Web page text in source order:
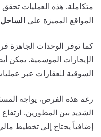
متكاملة. هذه العمليات
المواقع المميزة علىالساحل
كما توفر الوحدات الجاهزة
الإيجارات الموسمية. يمكن
السوقية للعقارات عبر
رغم هذه الفرص، يواجه
الشديد بين المطورين. ارتفاع
إضافياً يحتاج إلى تخطيط